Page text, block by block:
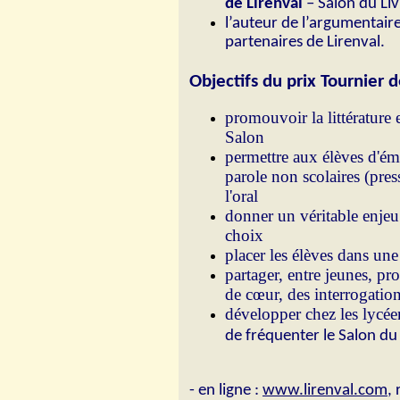
de Lirenval – Salon du
l’auteur de
partenaires de Lirenval.
Objectifs du prix Tournier
promouvoir la littérature
Salon
permettre aux élèves
parole non scolaires
l'oral
donner un véritable
choix
placer les élèves dans
partager, entre jeunes,
de cœur, des
développer chez les
de fréquenter le Salon
- en ligne : www.lirenval.com,